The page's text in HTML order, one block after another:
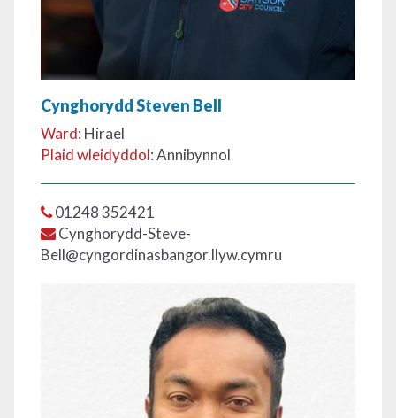
Cynghorydd Steven Bell
Ward: Hirael
Plaid wleidyddol: Annibynnol
01248 352421
Cynghorydd-Steve-
Bell@cyngordinasbangor.llyw.cymru